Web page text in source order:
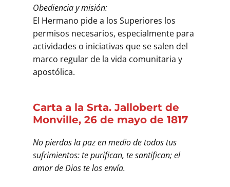
Obediencia y misión:
El Hermano pide a los Superiores los
permisos necesarios, especialmente para
actividades o iniciativas que se salen del
marco regular de la vida comunitaria y
apostólica.
Carta a la Srta. Jallobert de
Monville, 26 de mayo de 1817
No pierdas la paz en medio de todos tus
sufrimientos: te purifican, te santifican; el
amor de Dios te los envía.